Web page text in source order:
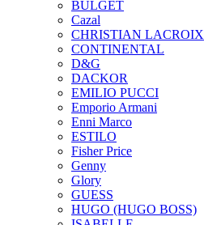
BULGET
Cazal
CHRISTIAN LACROIX
CONTINENTAL
D&G
DACKOR
EMILIO PUCCI
Emporio Armani
Enni Marco
ESTILO
Fisher Price
Genny
Glory
GUESS
HUGO (HUGO BOSS)